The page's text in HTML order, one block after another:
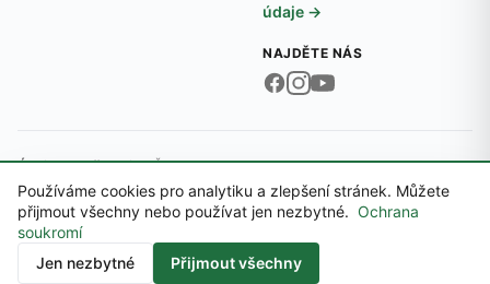
údaje →
NAJDĚTE NÁS
Údaje společnosti:DIČ PL6762545474 · REGON 369497701 · KRS
0000718870
© 2026 BOKKA Sp. z o.o.
Okresní soud pro Krakov-Śródmieście, XI. obchodní oddělení Národního
rejstříku · Základní kapitál 5 000 PLN
Používáme cookies pro analytiku a zlepšení stránek. Můžete
přijmout všechny nebo používat jen nezbytné. Ochrana
soukromí
Jen nezbytné
Přijmout všechny